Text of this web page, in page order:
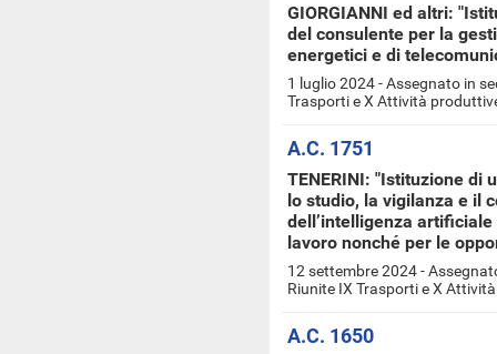
GIORGIANNI ed altri:
del consulente per la
energetici e di
1 luglio 2024 - Assegnato in
Trasporti e X Attività
A.C. 1751
TENERINI: "Istituzione di
lo studio, la vigilanza e il
dell’intelligenza
lavoro nonché per le
12 settembre 2024 -
Riunite IX Trasporti e X
A.C. 1650